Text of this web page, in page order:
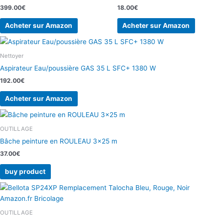
399.00€
Acheter sur Amazon
18.00€
Acheter sur Amazon
Nettoyer
Aspirateur Eau/poussière GAS 35 L SFC+ 1380 W
192.00€
Acheter sur Amazon
OUTILLAGE
Bâche peinture en ROULEAU 3×25 m
37.00€
buy product
OUTILLAGE